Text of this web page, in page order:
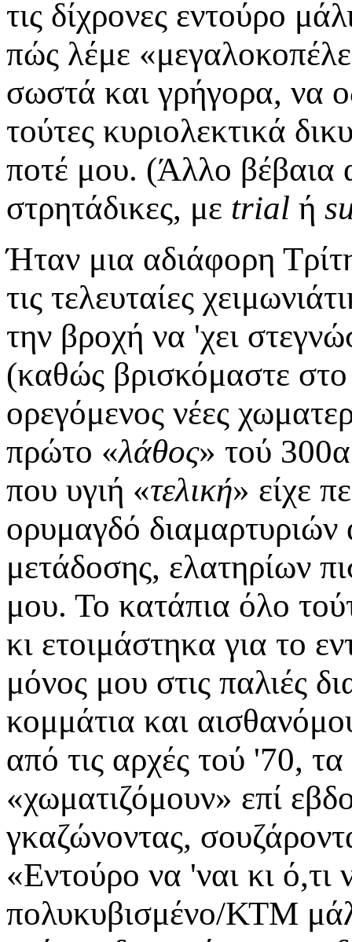
τις δίχρονες εντούρο
πώς λέμε
σωστά και γρήγορα, να
τούτες κυριολεκτικά
ποτέ μου. (Άλλο βέβαια
στρητάδικες, με trial ή
Ήταν μια αδιάφορη
τις τελευταίες
την βροχή να 'χει
(καθώς βρισκόμαστε
ορεγόμενος νέες
πρώτο «λάθος» τού
που υγιή «τελική» είχε
ορυμαγδό διαμαρτυριών
μετάδοσης, ελατηρίων
μου. Το κατάπια όλο
κι ετοιμάστηκα για το
μόνος μου στις παλιές
κομμάτια και
από τις αρχές τού '70,
«χωματιζόμουν» επί
γκαζώνοντας,
«Εντούρο να 'ναι κι ό,τι
πολυκυβισμένο/ΚΤΜ